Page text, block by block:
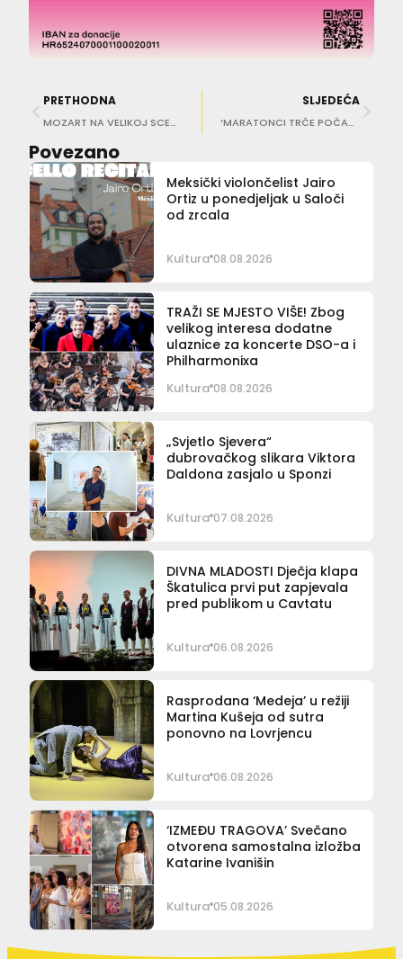
PRETHODNA
MOZART NA VELIKOJ SCENI Opera ‘Cosi fan tutte’ u Teatru
SLJEDEĆA
‘MARATONCI TRČE POČASNI KRUG’ Na Veliku scenu dolazi HNK Osijek
Povezano
Meksički violončelist Jairo
Ortiz u ponedjeljak u Saloči
od zrcala
Kultura 08.08.2026
TRAŽI SE MJESTO VIŠE! Zbog
velikog interesa dodatne
ulaznice za koncerte DSO-a i
Philharmonixa
Kultura 08.08.2026
„Svjetlo Sjevera“
dubrovačkog slikara Viktora
Daldona zasjalo u Sponzi
Kultura 07.08.2026
DIVNA MLADOSTI Dječja klapa
Škatulica prvi put zapjevala
pred publikom u Cavtatu
Kultura 06.08.2026
Rasprodana ‘Medeja’ u režiji
Martina Kušeja od sutra
ponovno na Lovrjencu
Kultura 06.08.2026
‘IZMEĐU TRAGOVA’ Svečano
otvorena samostalna izložba
Katarine Ivanišin
Kultura 05.08.2026